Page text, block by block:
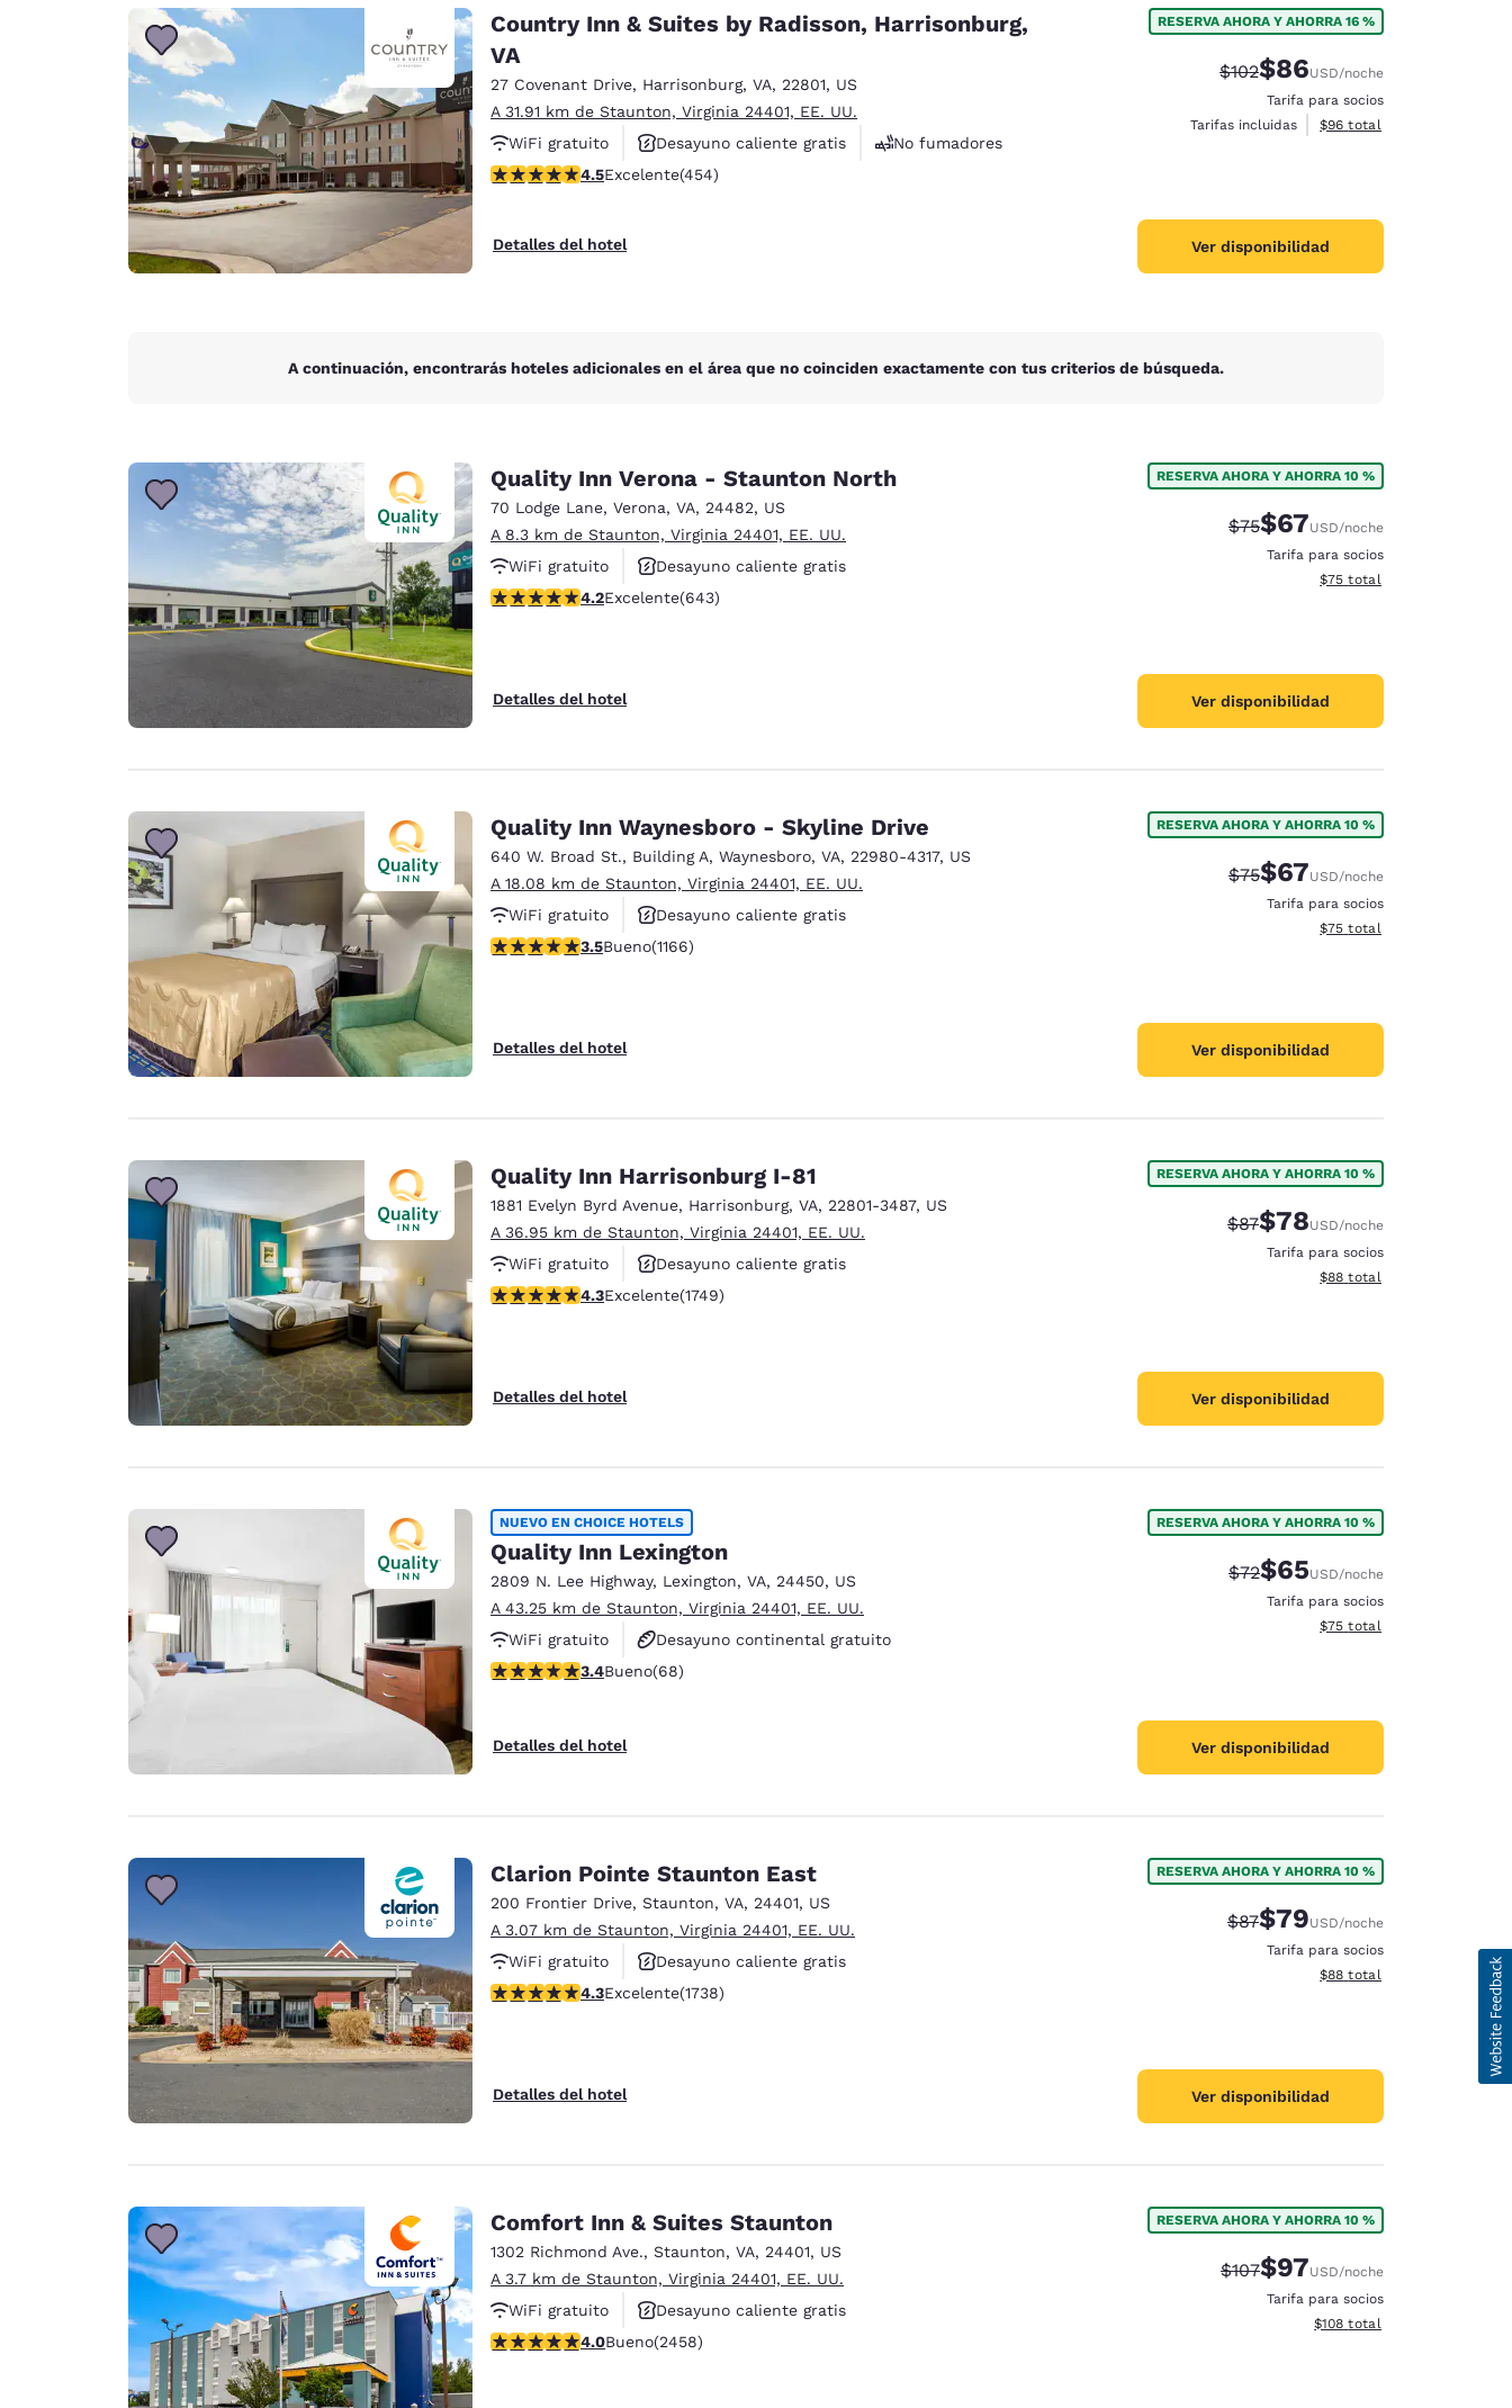
Français Español English
Europa
Deutschland
Deutsch
Germany
Spain
English
France
Ireland
English
Country Inn & Suites by Radisson, Harrisonburg,
VA
27 Covenant Drive, Harrisonburg, VA, 22801, US
A 31.91 km de Staunton, Virginia 24401, EE. UU.
WiFi gratuito
Desayuno caliente gratis
No fumadores
calificación de 4.5 estrellas. Excelente. 454 reseñas
4.5Excelente(454)
Detalles del hotel
RESERVA AHORA Y AHORRA 16 %
Precio tachado:
$102Precio con descuento:
$86USD/noche
Tarifa para socios
Tarifas incluidas
Ver detalles del total
$96 total
Ver disponibilidad
A continuación, encontrarás hoteles adicionales en el área que no coinciden exactamente con tus criterios de búsqueda.
Quality Inn Verona - Staunton North
70 Lodge Lane, Verona, VA, 24482, US
A 8.3 km de Staunton, Virginia 24401, EE. UU.
WiFi gratuito
Desayuno caliente gratis
Se aceptan mascotas
calificación de 4.24 estrellas. Excelente. 643 reseñas
4.2Excelente(643)
Detalles del hotel
RESERVA AHORA Y AHORRA 10 %
Precio tachado:
$75Precio con descuento:
$67USD/noche
Tarifa para socios
Ver detalles del total
$75 total
Ver disponibilidad
Quality Inn Waynesboro - Skyline Drive
640 W. Broad St., Building A, Waynesboro, VA, 22980-4317, US
A 18.08 km de Staunton, Virginia 24401, EE. UU.
WiFi gratuito
Desayuno caliente gratis
Se aceptan mascotas
calificación de 3.49 estrellas. Bueno. 1166 reseñas
3.5Bueno(1166)
Detalles del hotel
RESERVA AHORA Y AHORRA 10 %
Precio tachado:
$75Precio con descuento:
$67USD/noche
Tarifa para socios
Ver detalles del total
$75 total
Ver disponibilidad
Quality Inn Harrisonburg I-81
1881 Evelyn Byrd Avenue, Harrisonburg, VA, 22801-3487, US
A 36.95 km de Staunton, Virginia 24401, EE. UU.
WiFi gratuito
Desayuno caliente gratis
Se aceptan mascotas
calificación de 4.27 estrellas. Excelente. 1749 reseñas
4.3Excelente(1749)
Detalles del hotel
RESERVA AHORA Y AHORRA 10 %
Precio tachado:
$87Precio con descuento:
$78USD/noche
Tarifa para socios
Ver detalles del total
$88 total
Ver disponibilidad
NUEVO EN CHOICE HOTELS
Quality Inn Lexington
2809 N. Lee Highway, Lexington, VA, 24450, US
A 43.25 km de Staunton, Virginia 24401, EE. UU.
WiFi gratuito
Desayuno continental gratuito
Se aceptan mascotas
calificación de 3.38 estrellas. Bueno. 68 reseñas
3.4Bueno(68)
Detalles del hotel
RESERVA AHORA Y AHORRA 10 %
Precio tachado:
$72Precio con descuento:
$65USD/noche
Tarifa para socios
Ver detalles del total
$75 total
Ver disponibilidad
Clarion Pointe Staunton East
200 Frontier Drive, Staunton, VA, 24401, US
A 3.07 km de Staunton, Virginia 24401, EE. UU.
WiFi gratuito
Desayuno caliente gratis
Piscina al aire libre
calificación de 4.3 estrellas. Excelente. 1738 reseñas
4.3Excelente(1738)
Detalles del hotel
RESERVA AHORA Y AHORRA 10 %
Precio tachado:
$87Precio con descuento:
$79USD/noche
Tarifa para socios
Ver detalles del total
$88 total
Ver disponibilidad
Comfort Inn & Suites Staunton
1302 Richmond Ave., Staunton, VA, 24401, US
A 3.7 km de Staunton, Virginia 24401, EE. UU.
WiFi gratuito
Desayuno caliente gratis
Se aceptan mascotas
calificación de 3.96 estrellas. Bueno. 2458 reseñas
4.0Bueno(2458)
RESERVA AHORA Y AHORRA 10 %
Precio tachado:
$107Precio con descuento:
$97USD/noche
Tarifa para socios
Ver detalles del total
$108 total